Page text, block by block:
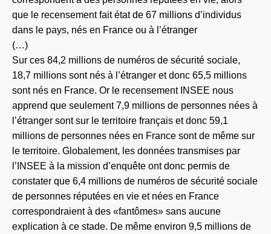
que le recensement fait état de 67 millions d’individus
dans le pays, nés en France ou à l’étranger
(…)
Sur ces 84,2 millions de numéros de sécurité sociale,
18,7 millions sont nés à l’étranger et donc 65,5 millions
sont nés en France. Or le recensement INSEE nous
apprend que seulement 7,9 millions de personnes nées à
l’étranger sont sur le territoire français et donc 59,1
millions de personnes nées en France sont de même sur
le territoire. Globalement, les données transmises par
l’INSEE à la mission d’enquête ont donc permis de
constater que 6,4 millions de numéros de sécurité sociale
de personnes réputées en vie et nées en France
correspondraient à des «fantômes» sans aucune
explication à ce stade. De même environ 9,5 millions de